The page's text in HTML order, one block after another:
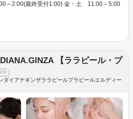
～2:00(最終受付1:00) 金・土 11:00～5:00
【ララピール・プ
ダイアナギンザララピールプラピールエルディー